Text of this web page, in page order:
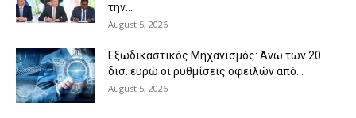
την...
August 5, 2026
Eξωδικαστικός Μηχανισμός: Άνω των 20
δισ. ευρώ οι ρυθμίσεις οφειλών από...
August 5, 2026